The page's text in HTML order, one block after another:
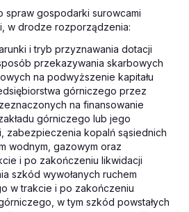
spraw gospodarki surowcami
w drodze rozporządzenia:
i tryb przyznawania dotacji
przekazywania skarbowych
na podwyższenie kapitału
górniczego przez
na finansowanie
górniczego lub jego
zabezpieczenia kopalń sąsiednich
wodnym, gazowym oraz
i po zakończeniu likwidacji
szkód wywołanych ruchem
w trakcie i po zakończeniu
w tym szkód powstałych